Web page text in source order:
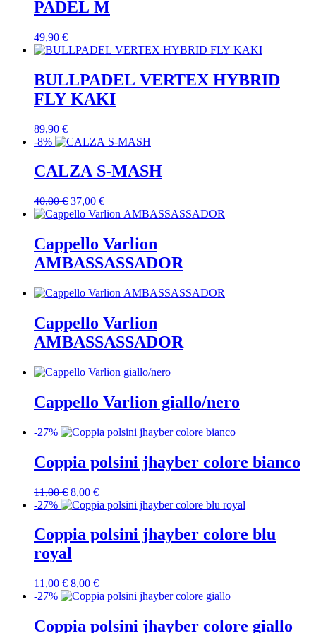
PADEL M
49,90 €
BULLPADEL VERTEX HYBRID
FLY KAKI
89,90 €
-8%
CALZA S-MASH
40,00€ Il
prezzo
era:
40,00 €.
37,00 €Il
prezzo
è:
37,00 €.
Cappello Varlion
AMBASSASSADOR
Cappello Varlion
AMBASSASSADOR
Cappello Varlion giallo/nero
-27%
Coppia polsini jhayber colore bianco
11,00€ Il
prezzo
era:
11,00 €.
8,00 €Il
prezzo
è:
8,00 €.
-27%
Coppia polsini jhayber colore blu
royal
11,00€ Il
prezzo
era:
8,00 €Il
prezzo
-27%
Coppia polsini jhayber colore giallo